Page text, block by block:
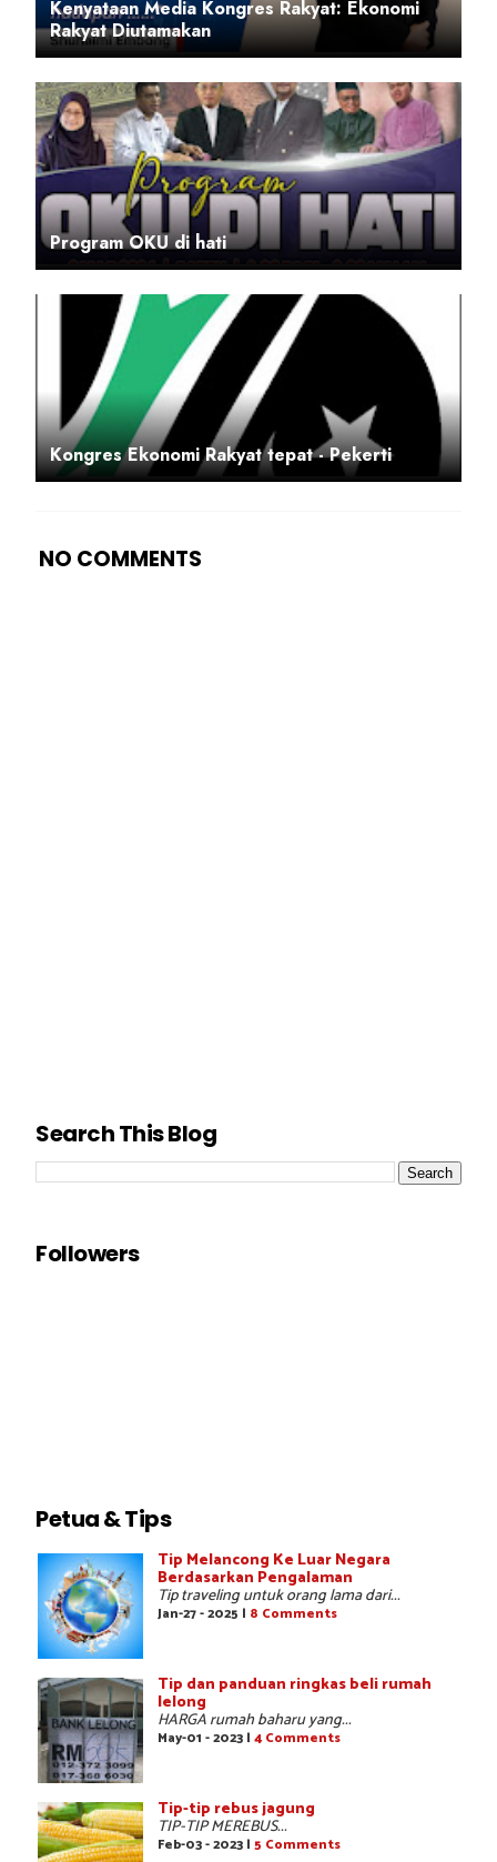
Kenyataan Media Kongres Rakyat: Ekonomi
Rakyat Diutamakan
Program OKU di hati
Kongres Ekonomi Rakyat tepat - Pekerti
NO COMMENTS
Search This Blog
Followers
Petua & Tips
Tip Melancong Ke Luar Negara
Berdasarkan Pengalaman
Tip traveling untuk orang lama dari...
Jan-27 - 2025 | 8 Comments
Tip dan panduan ringkas beli rumah
lelong
HARGA rumah baharu yang...
May-01 - 2023 | 4 Comments
Tip-tip rebus jagung
TIP-TIP MEREBUS...
Feb-03 - 2023 | 5 Comments